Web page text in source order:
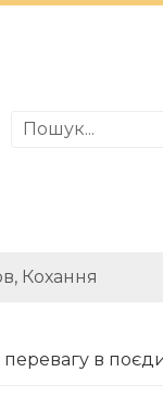
Кохання
перевагу в